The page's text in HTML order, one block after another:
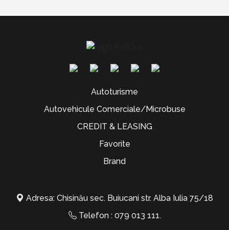
Autoturisme
Autovehicule Comerciale/Microbuse
CREDIT & LEASING
Favorite
Brand
Adresa: Chisinău sec. Buiucani str. Alba Iulia 75/18
Telefon : 079 013 111.